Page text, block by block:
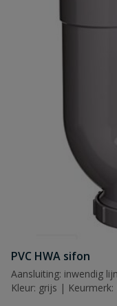
PVC HWA sifon
Aansluiting: inwendig
Kleur: grijs | Keurmerk: